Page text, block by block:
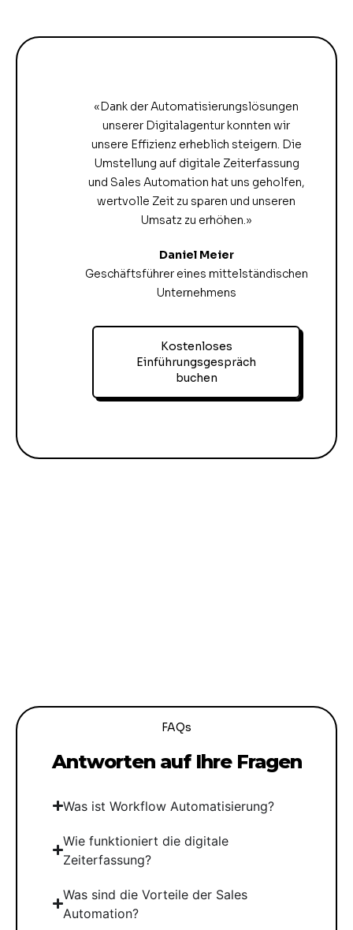
«Dank der Automatisierungslösungen
unserer Digitalagentur konnten wir
unsere Effizienz erheblich steigern. Die
Umstellung auf digitale Zeiterfassung
und Sales Automation hat uns geholfen,
wertvolle Zeit zu sparen und unseren
Umsatz zu erhöhen.»
Daniel Meier
Geschäftsführer eines mittelständischen
Unternehmens
Kostenloses
Einführungsgespräch
buchen
FAQs
Antworten auf Ihre Fragen
Was ist Workflow Automatisierung?
Wie funktioniert die digitale
Zeiterfassung?
Was sind die Vorteile der Sales
Automation?